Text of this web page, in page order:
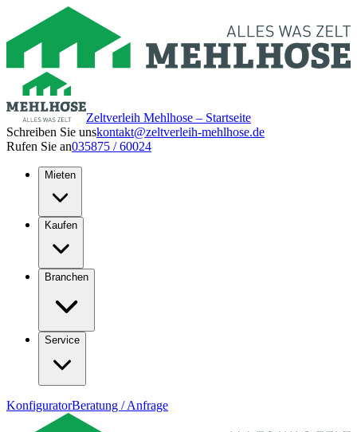
Zeltverleih Mehlhose – Startseite
Schreiben Sie unskontakt@zeltverleih-mehlhose.de
Rufen Sie an035875 / 60024
Mieten
Kaufen
Branchen
Service
KonfiguratorBeratung / Anfrage